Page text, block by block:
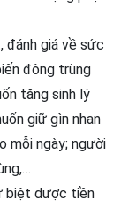
đánh giá về sức
đông trùng
tăng sinh lý
giữ gìn nhan
mỗi ngày; người
biệt dược tiền